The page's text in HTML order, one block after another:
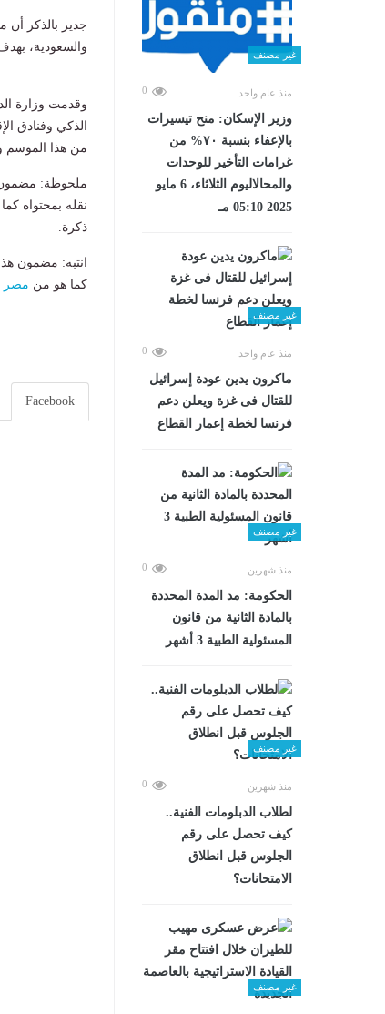
غير مصنف
منذ عام واحد 0
وزير الإسكان: منح تيسيرات
بالإعفاء بنسبة ٧٠% من
غرامات التأخير للوحدات
والمحالاليوم الثلاثاء، 6 مايو
2025 05:10 مـ
غير مصنف
منذ عام واحد 0
ماكرون يدين عودة إسرائيل
للقتال فى غزة ويعلن دعم
فرنسا لخطة إعمار القطاع
غير مصنف
منذ شهرين 0
الحكومة: مد المدة المحددة
بالمادة الثانية من قانون
المسئولية الطبية 3 أشهر
غير مصنف
منذ شهرين 0
لطلاب الدبلومات الفنية..
كيف تحصل على رقم
الجلوس قبل انطلاق
الامتحانات؟
غير مصنف
جدير بالذكر أن
والسعودية،
وقدمت وزارة
الذكي وفنادق
من هذا الموسم
ملحوظة: مضمون
نقله بمحتواه
ذكرة.
انتبه: مضمون
كما هو من مصر
Facebook